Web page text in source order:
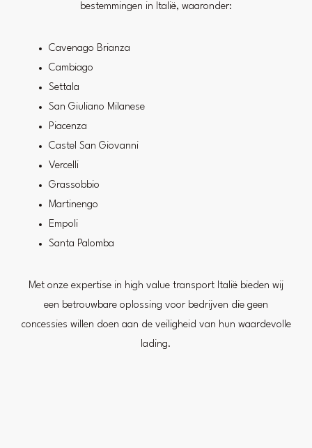
bestemmingen in Italië, waaronder:
Cavenago Brianza
Cambiago
Settala
San Giuliano Milanese
Piacenza
Castel San Giovanni
Vercelli
Grassobbio
Martinengo
Empoli
Santa Palomba
Met onze expertise in high value transport Italië bieden wij
een betrouwbare oplossing voor bedrijven die geen
concessies willen doen aan de veiligheid van hun waardevolle
lading.